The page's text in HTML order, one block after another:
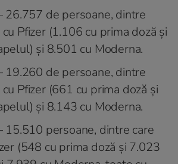
26.757 de persoane, dintre
Pfizer (1.106 cu prima doză și
și 8.501 cu Moderna.
19.260 de persoane, dintre
Pfizer (661 cu prima doză şi
şi 8.143 cu Moderna.
15.510 persoane, dintre care
(548 cu prima doză şi 7.023